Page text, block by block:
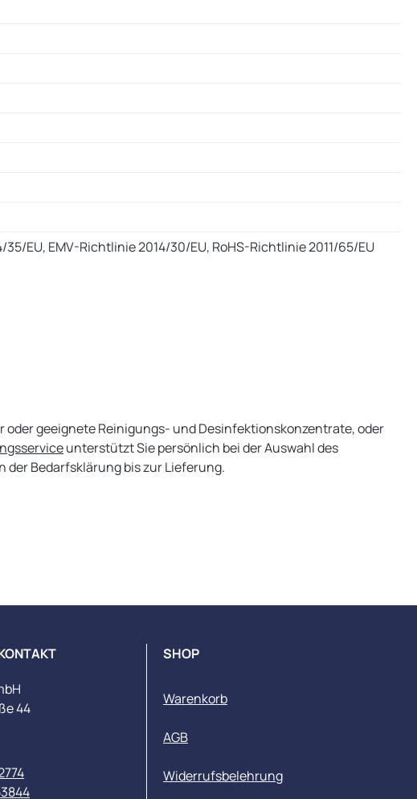
EU, EMV-Richtlinie 2014/30/EU, RoHS-Richtlinie 2011/65/EU
geeignete Reinigungs- und Desinfektionskonzentrate, oder
unterstützt Sie persönlich bei der Auswahl des
der Bedarfsklärung bis zur Lieferung.
44
SHOP
Warenkorb
AGB
Widerrufsbelehrung